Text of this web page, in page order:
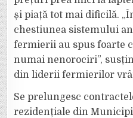
și piață tot mai dificilă.
chestiunea sistemului
fermierii au spus foarte
numai nenorociri”,
din liderii fermierilor
Se prelungesc
rezidențiale din